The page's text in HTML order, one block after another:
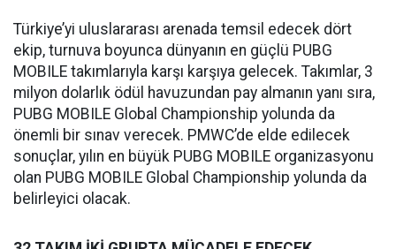
Türkiye’yi uluslararası arenada temsil edecek dört
ekip, turnuva boyunca dünyanın en güçlü PUBG
MOBILE takımlarıyla karşı karşıya gelecek. Takımlar, 3
milyon dolarlık ödül havuzundan pay almanın yanı sıra,
PUBG MOBILE Global Championship yolunda da
önemli bir sınav verecek. PMWC’de elde edilecek
sonuçlar, yılın en büyük PUBG MOBILE organizasyonu
olan PUBG MOBILE Global Championship yolunda da
belirleyici olacak.